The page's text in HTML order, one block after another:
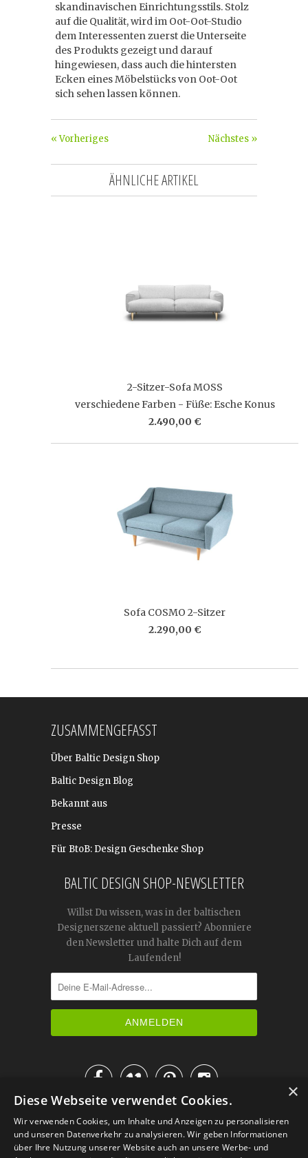
skandinavischen Einrichtungsstils. Stolz
auf die Qualität, wird im Oot-Oot-Studio
dem Interessenten zuerst die Unterseite
des Produkts gezeigt und darauf
hingewiesen, dass auch die hintersten
Ecken eines Möbelstücks von Oot-Oot
sich sehen lassen können.
Nächstes »
« Vorheriges
ÄHNLICHE ARTIKEL
2-Sitzer-Sofa MOSS
verschiedene Farben - Füße: Esche Konus
2.490,00 €
Sofa COSMO 2-Sitzer
2.290,00 €
ZUSAMMENGEFASST
Über Baltic Design Shop
Baltic Design Blog
Bekannt aus
Presse
Für BtoB: Design Geschenke Shop
BALTIC DESIGN SHOP-NEWSLETTER
Willst Du wissen, was in der baltischen
Designerszene aktuell passiert? Abonniere
den Newsletter und halte Dich auf dem
Laufenden!

IM KATALOG BLÄTTERN
×
Diese Webseite verwendet Cookies.
Wir verwenden Cookies, um Inhalte und Anzeigen zu personalisieren
und unseren Datenverkehr zu analysieren. Wir geben Informationen
über Ihre Nutzung unserer Website auch an unsere Werbe- und